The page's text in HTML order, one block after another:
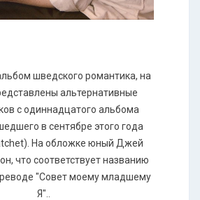
шведского романтика, на
альтернативные
с одиннадцатого альбома
в сентябре этого года
На обложке юный Джей
что соответствует названию
"Совет моему младшему
Я"..